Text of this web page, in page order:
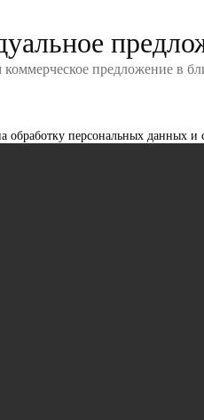
коммерческое предложение в
персональных данных и